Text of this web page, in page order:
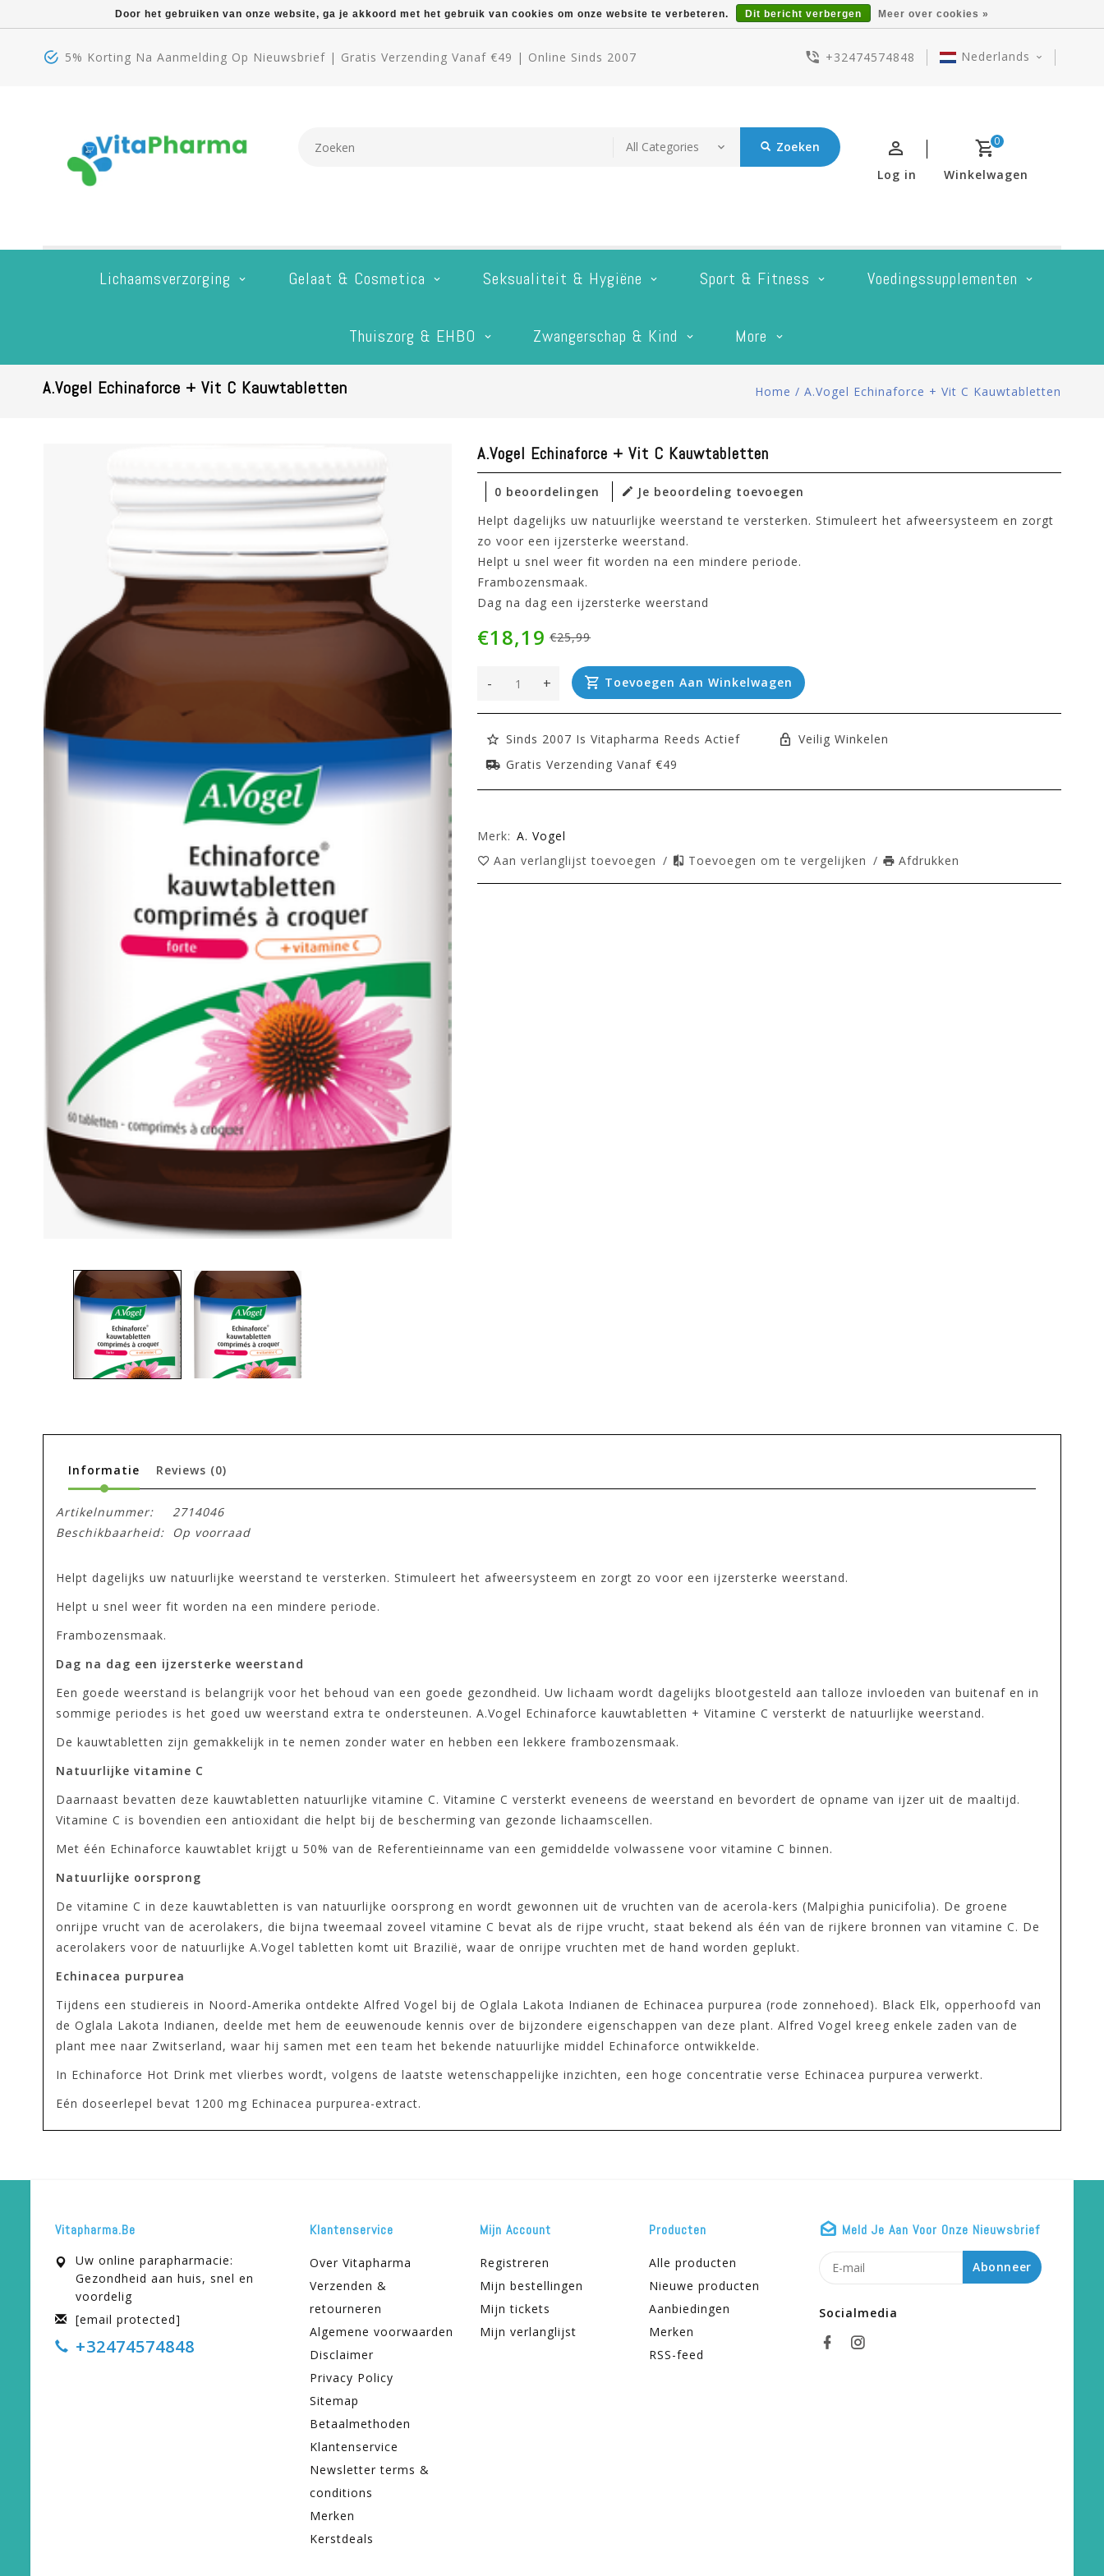
5% Korting Na Aanmelding Op Nieuwsbrief | Gratis Verzending Vanaf €49 | Online Sinds 2007 +32474574848 Nederlands
Zoeken 0
Winkelwagen
Log in
Lichaamsverzorging Gelaat & Cosmetica Seksualiteit & Hygiëne Sport & Fitness Voedingssupplementen
Thuiszorg & EHBO Zwangerschap & Kind More
A.Vogel Echinaforce + Vit C Kauwtabletten Home / A.Vogel Echinaforce + Vit C Kauwtabletten
A.Vogel Echinaforce + Vit C Kauwtabletten
0 beoordelingen
Je beoordeling toevoegen
Helpt dagelijks uw natuurlijke weerstand te versterken. Stimuleert het afweersysteem en zorgt
zo voor een ijzersterke weerstand.
Helpt u snel weer fit worden na een mindere periode.
Frambozensmaak.
Dag na dag een ijzersterke weerstand
€25,99
€18,19
+
- Toevoegen Aan Winkelwagen
Sinds 2007 Is Vitapharma Reeds Actief
Veilig Winkelen
Gratis Verzending Vanaf €49
Merk: A. Vogel
Aan verlanglijst toevoegen / Toevoegen om te vergelijken / Afdrukken
Informatie Reviews (0)
Artikelnummer:
2714046
Beschikbaarheid:
Op voorraad
Helpt dagelijks uw natuurlijke weerstand te versterken. Stimuleert het afweersysteem en zorgt zo voor een ijzersterke weerstand.
Helpt u snel weer fit worden na een mindere periode.
Frambozensmaak.
Dag na dag een ijzersterke weerstand
Een goede weerstand is belangrijk voor het behoud van een goede gezondheid. Uw lichaam wordt dagelijks blootgesteld aan talloze invloeden van buitenaf en in
sommige periodes is het goed uw weerstand extra te ondersteunen. A.Vogel Echinaforce kauwtabletten + Vitamine C versterkt de natuurlijke weerstand.
De kauwtabletten zijn gemakkelijk in te nemen zonder water en hebben een lekkere frambozensmaak.
Natuurlijke vitamine C
Daarnaast bevatten deze kauwtabletten natuurlijke vitamine C. Vitamine C versterkt eveneens de weerstand en bevordert de opname van ijzer uit de maaltijd.
Vitamine C is bovendien een antioxidant die helpt bij de bescherming van gezonde lichaamscellen.
Met één Echinaforce kauwtablet krijgt u 50% van de Referentieinname van een gemiddelde volwassene voor vitamine C binnen.
Natuurlijke oorsprong
De vitamine C in deze kauwtabletten is van natuurlijke oorsprong en wordt gewonnen uit de vruchten van de acerola-kers (Malpighia punicifolia). De groene
onrijpe vrucht van de acerolakers, die bijna tweemaal zoveel vitamine C bevat als de rijpe vrucht, staat bekend als één van de rijkere bronnen van vitamine C. De
acerolakers voor de natuurlijke A.Vogel tabletten komt uit Brazilië, waar de onrijpe vruchten met de hand worden geplukt.
Echinacea purpurea
Tijdens een studiereis in Noord-Amerika ontdekte Alfred Vogel bij de Oglala Lakota Indianen de Echinacea purpurea (rode zonnehoed). Black Elk, opperhoofd van
de Oglala Lakota Indianen, deelde met hem de eeuwenoude kennis over de bijzondere eigenschappen van deze plant. Alfred Vogel kreeg enkele zaden van de
plant mee naar Zwitserland, waar hij samen met een team het bekende natuurlijke middel Echinaforce ontwikkelde.
In Echinaforce Hot Drink met vlierbes wordt, volgens de laatste wetenschappelijke inzichten, een hoge concentratie verse Echinacea purpurea verwerkt.
Eén doseerlepel bevat 1200 mg Echinacea purpurea-extract.
Vitapharma.be
Uw online parapharmacie:
Gezondheid aan huis, snel en
voordelig
[email protected]
+32474574848
Klantenservice
Over Vitapharma
Verzenden &
retourneren
Algemene voorwaarden
Disclaimer
Privacy Policy
Sitemap
Betaalmethoden
Klantenservice
Newsletter terms &
conditions
Merken
Kerstdeals
Mijn Account
Registreren
Mijn bestellingen
Mijn tickets
Mijn verlanglijst
Producten
Alle producten
Nieuwe producten
Aanbiedingen
Merken
RSS-feed
Meld Je Aan Voor Onze Nieuwsbrief
Abonneer
Socialmedia
Door het gebruiken van onze website, ga je akkoord met het gebruik van cookies om onze website te verbeteren. Dit bericht verbergen Meer over cookies »